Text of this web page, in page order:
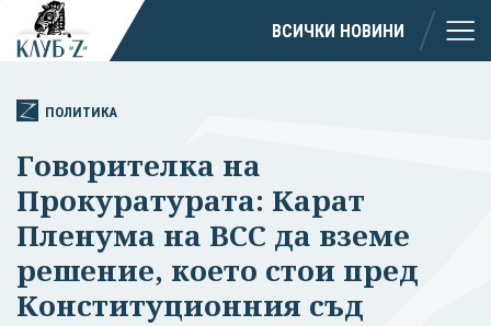
ВСИЧКИ НОВИНИ
ПОЛИТИКА
Говорителка на
Прокуратурата: Карат
Пленума на ВСС да вземе
решение, което стои пред
Конституционния съд